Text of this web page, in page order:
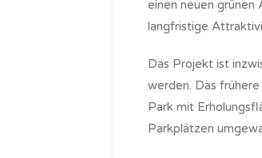
einen neuen grünen
langfristige
Das Projekt ist
werden. Das
Park mit
Parkplätzen